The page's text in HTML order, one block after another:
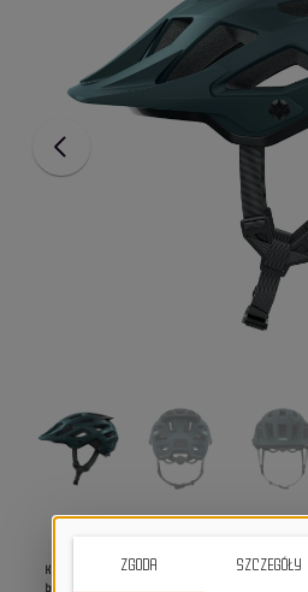
Kask rowerowy Abus Moventor 2.0 midnight
bezpieczeństwa i komfortu
dla entuzjastów
ZGODA SZCZEGÓŁY